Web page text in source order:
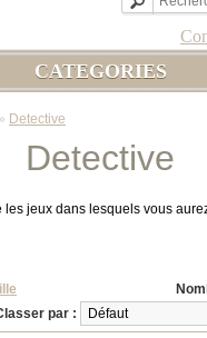
CATEGORIES
» Detective
Detective
jeux dans lesquels vous
par :